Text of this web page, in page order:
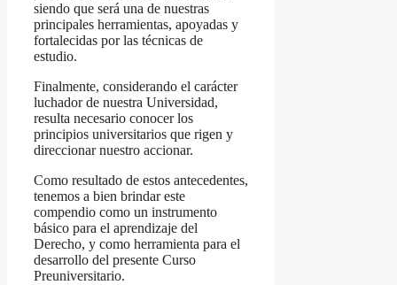
siendo que será una de nuestras
principales herramientas, apoyadas y
fortalecidas por las técnicas de
estudio.
Finalmente, considerando el carácter
luchador de nuestra Universidad,
resulta necesario conocer los
principios universitarios que rigen y
direccionar nuestro accionar.
Como resultado de estos antecedentes,
tenemos a bien brindar este
compendio como un instrumento
básico para el aprendizaje del
Derecho, y como herramienta para el
desarrollo del presente Curso
Preuniversitario.